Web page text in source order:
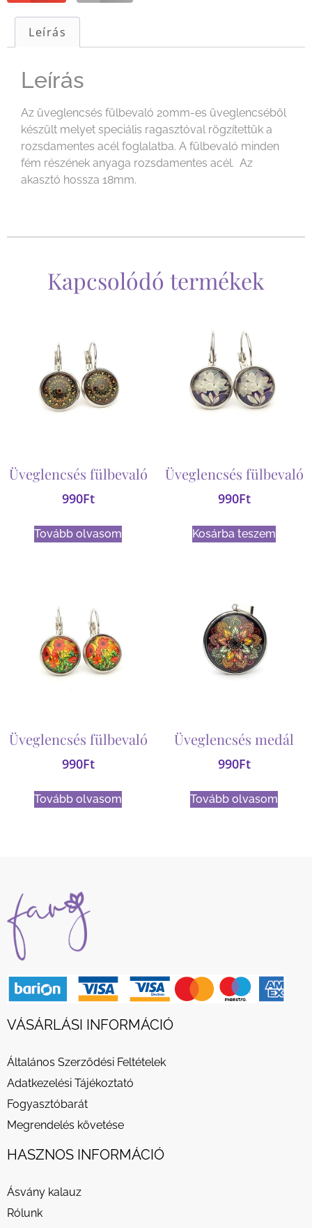
Leírás
Leírás
Az üveglencsés fülbevaló 20mm-es üveglencséből
készült melyet speciális ragasztóval rögzítettük a
rozsdamentes acél foglalatba. A fülbevaló minden
fém részének anyaga rozsdamentes acél. Az
akasztó hossza 18mm.
Kapcsolódó termékek
Üveglencsés fülbevaló
990Ft
Tovább olvasom
Üveglencsés fülbevaló
990Ft
Kosárba teszem
Üveglencsés fülbevaló
990Ft
Tovább olvasom
Üveglencsés medál
990Ft
Tovább olvasom
VÁSÁRLÁSI INFORMÁCIÓ
Általános Szerződési Feltételek
Adatkezelési Tájékoztató
Fogyasztóbarát
Megrendelés követése
HASZNOS INFORMÁCIÓ
Ásvány kalauz
Rólunk